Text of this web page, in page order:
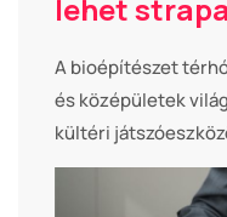
lehet
A bioépítészet
és középületek
kültéri